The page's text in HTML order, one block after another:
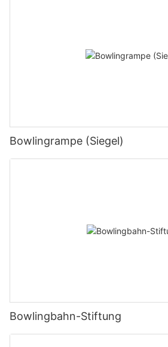
Bowlingrampe (Siegel)
Bowlingbahn-Stiftung